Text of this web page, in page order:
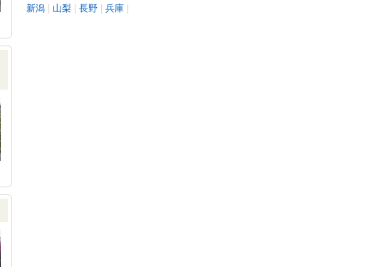
新潟 | 山梨 | 長野 | 兵庫 |